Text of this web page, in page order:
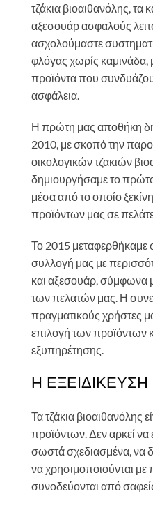
τζάκια βιοαιθανόλης, τα
αξεσουάρ ασφαλούς
ασχολούμαστε
φλόγας χωρίς
προϊόντα που
ασφάλεια.
Η πρώτη μας αποθήκη
2010, με σκοπό την
οικολογικών τζακιών
δημιουργήσαμε το
μέσα από το οποίο
προϊόντων μας σε
Το 2015 μεταφερθήκαμε
συλλογή μας με
και αξεσουάρ, σύμφωνα
των πελατών μας. Η
πραγματικούς χρήστες
επιλογή των προϊόντων
εξυπηρέτησης.
Η
Τα τζάκια βιοαιθανόλης
προϊόντων. Δεν αρκεί να
σωστά σχεδιασμένα, να
να χρησιμοποιούνται με
συνοδεύονται από